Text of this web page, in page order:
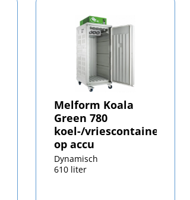
Melform Koala
Green 780
koel-/vriescontainer
op accu
Dynamisch
610 liter